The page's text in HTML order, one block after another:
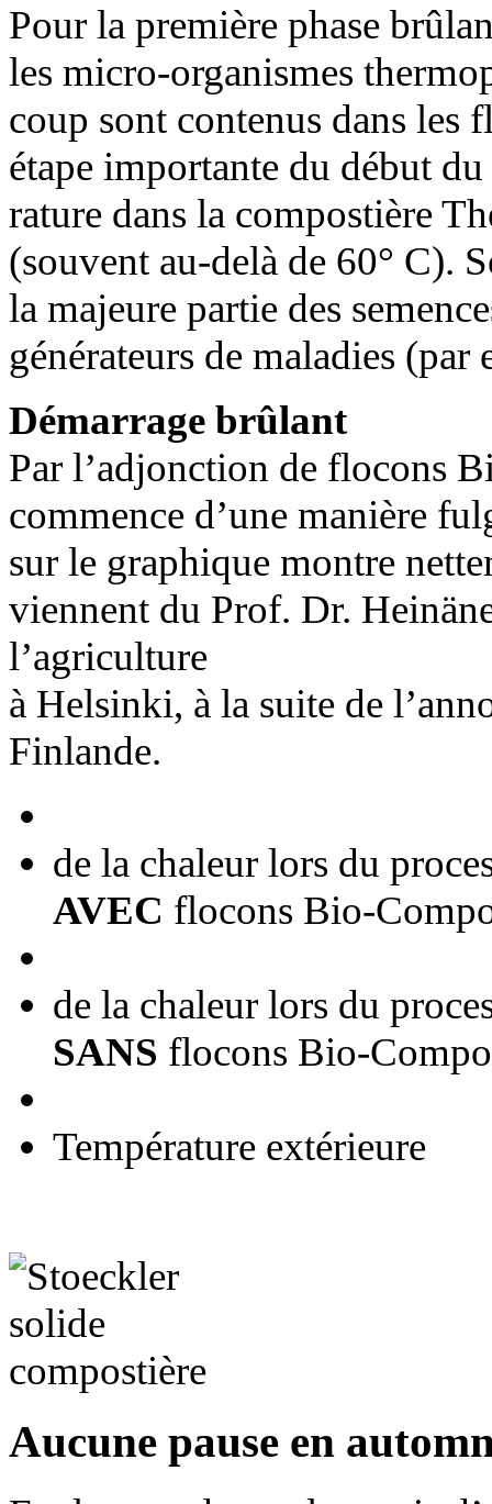
Pour la première phase
les micro-organismes
coup sont contenus dans les
étape importante du début
rature dans la compostière
(souvent au-delà de 60° C).
la majeure partie des
générateurs de maladies
Démarrage brûlant
Par l’adjonction de flocons
commence d’une manière
sur le graphique montre
viennent du Prof. Dr.
l’agriculture
à Helsinki, à la suite de
Finlande.
de la chaleur lors du
AVEC flocons Bio-
de la chaleur lors du
SANS flocons Bio-
Température extérieure
Aucune pause en